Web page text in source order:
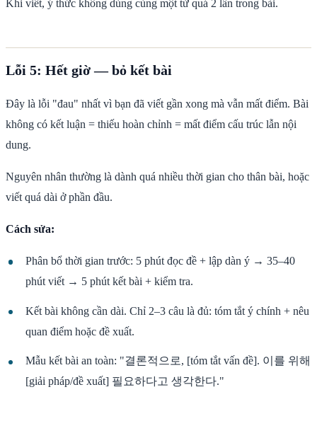
Khi viết, ý thức không dùng cùng một từ quá 2 lần trong bài.
Lỗi 5: Hết giờ — bỏ kết bài
Đây là lỗi "đau" nhất vì bạn đã viết gần xong mà vẫn mất điểm. Bài
không có kết luận = thiếu hoàn chỉnh = mất điểm cấu trúc lẫn nội
dung.
Nguyên nhân thường là dành quá nhiều thời gian cho thân bài, hoặc
viết quá dài ở phần đầu.
Cách sửa:
Phân bổ thời gian trước: 5 phút đọc đề + lập dàn ý → 35–40
phút viết → 5 phút kết bài + kiểm tra.
Kết bài không cần dài. Chỉ 2–3 câu là đủ: tóm tắt ý chính + nêu
quan điểm hoặc đề xuất.
Mẫu kết bài an toàn: "결론적으로, [tóm tắt vấn đề]. 이를 위해
[giải pháp/đề xuất] 필요하다고 생각한다."